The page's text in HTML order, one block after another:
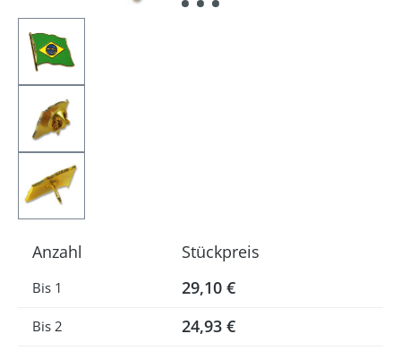
Anzahl Stückpreis
Bis 1 29,10 €
Bis2 24,93 €